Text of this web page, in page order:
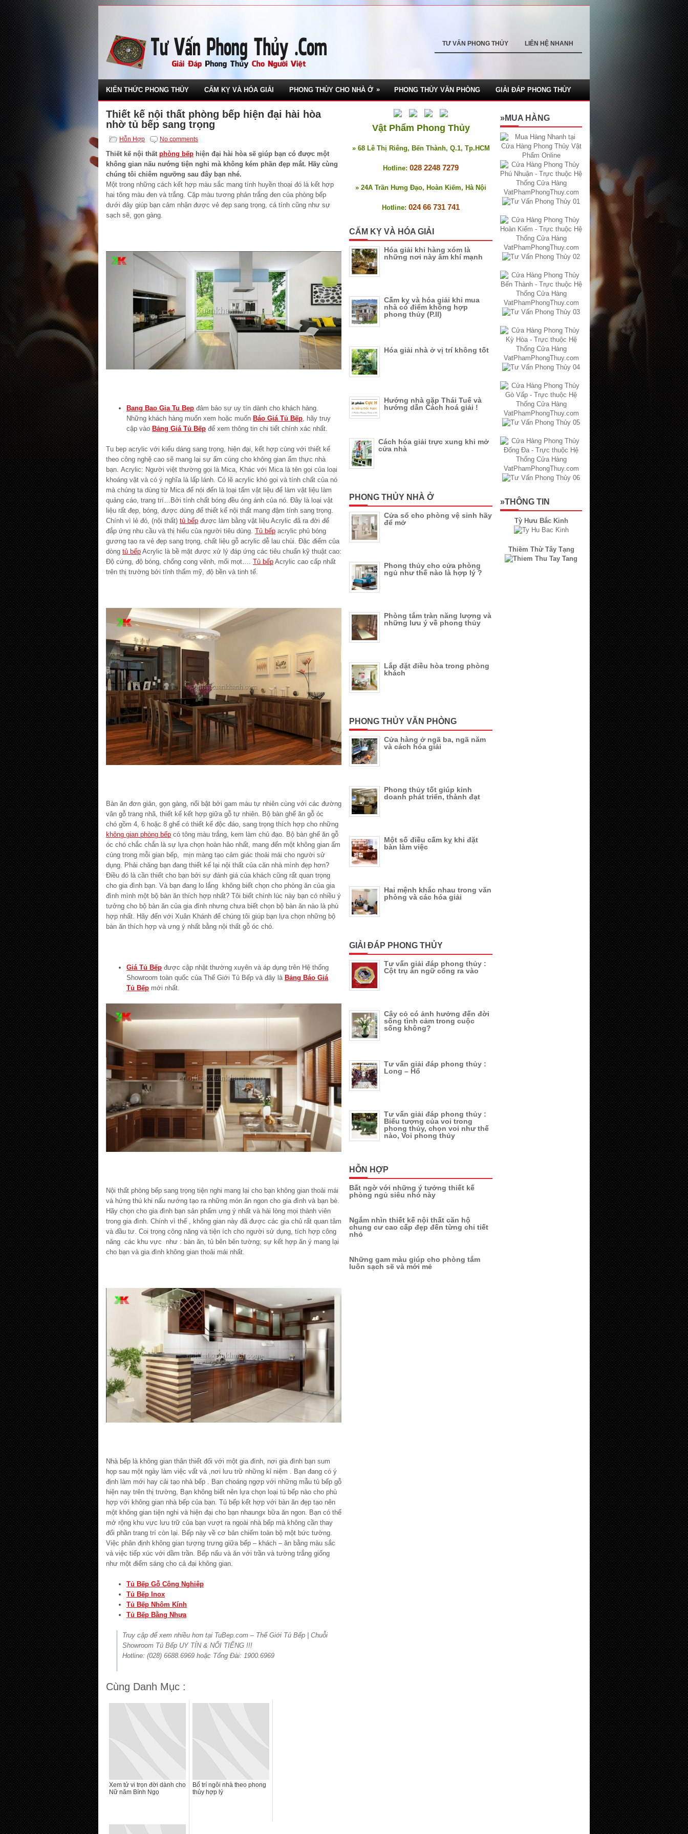
TƯ VẤN PHONG THỦY LIÊN HỆ NHANH
KIẾN THỨC PHONG THỦY CẤM KỴ VÀ HÓA GIẢI PHONG THỦY CHO NHÀ Ở » PHONG THỦY VĂN PHÒNG GIẢI ĐÁP PHONG THỦY
Thiết kế nội thất phòng bếp hiện đại hài hòa
nhờ tủ bếp sang trọng
Hỗn Hợp No comments
Thiết kế nội thất phòng bếp hiện đại hài hòa sẽ giúp bạn có được một
không gian nấu nướng tiện nghi mà không kém phần đẹp mắt. Hãy cùng
chúng tôi chiêm ngưỡng sau đây bạn nhé.
Một trong những cách kết hợp màu sắc mang tính huyền thoại đó là kết hợp
hai tông màu đen và trắng. Cặp màu tương phản trắng đen của phòng bếp
dưới đây giúp bạn cảm nhận được vẻ đẹp sang trọng, cá tính cũng như sự
sạch sẽ, gọn gàng.
Bang Bao Gia Tu Bep đảm bảo sự uy tín dành cho khách hàng.
Những khách hàng muốn xem hoặc muốn Báo Giá Tủ Bếp , hãy truy
cập vào Bảng Giá Tủ Bếp để xem thông tin chi tiết chính xác nhất.
Tu bep acrylic với kiểu dáng sang trọng, hiện đại, kết hợp cùng với thiết kế
theo công nghệ cao sẽ mang lại sự ấm cúng cho không gian ẩm thực nhà
bạn. Acrylic: Người việt thường gọi là Mica, Khác với Mica là tên gọi của loại
khoáng vật và có ý nghĩa là lấp lánh. Có lẽ acrylic khó gọi và tính chất của nó
mà chúng ta dùng từ Mica để nói đến là loại tấm vật liệu để làm vật liệu làm
quảng cáo, trang trí…Bởi tính chất bóng đều óng ánh của nó. Đây là loại vật
liệu rất đẹp, bóng, được dùng để thiết kế nội thất mang đậm tính sang trọng.
Chính vì lẻ đó, (nội thất) tủ bếp được làm bằng vật liệu Acrylic đã ra đời để
đắp ứng nhu cầu và thị hiếu của người tiêu dùng. Tủ bếp acrylic phủ bóng
gương tạo ra vẻ đẹp sang trọng, chất liệu gỗ acrylic dễ lau chùi. Đặc điểm của
dòng tủ bếp Acrylic là bề mặt được xử lý đáp ứng các tiêu chuẩn kỹ thuật cao:
Độ cứng, độ bóng, chống cong vênh, mối mọt…. Tủ bếp Acrylic cao cấp nhất
trên thị trường bởi tính thẩm mỹ, độ bền và tinh tế.
Bàn ăn đơn giản, gọn gàng, nổi bật bởi gam màu tự nhiên cùng với các đường
vân gỗ trang nhã, thiết kế kết hợp giữa gỗ tự nhiên. Bộ bàn ghế ăn gỗ óc
chó gồm 4, 6 hoặc 8 ghế có thiết kế độc đáo, sang trọng thích hợp cho những
không gian phòng bếp có tông màu trắng, kem làm chủ đạo. Bộ bàn ghế ăn gỗ
óc chó chắc chắn là sự lựa chọn hoàn hảo nhất, mang đến một không gian ấm
cúng trong mỗi gian bếp, mịn màng tạo cảm giác thoải mái cho người sử
dụng. Phải chăng bạn đang thiết kế lại nội thất của căn nhà mình đẹp hơn?
Điều đó là cần thiết cho bạn bởi sự đánh giá của khách cũng rất quan trọng
cho gia đình bạn. Và bạn đang lo lắng không biết chọn cho phòng ăn của gia
đình mình một bộ bàn ăn thích hợp nhất? Tôi biết chính lúc này bạn có nhiều ý
tưởng cho bộ bàn ăn của gia đình nhưng chưa biết chọn bộ bàn ăn nào là phù
hợp nhất. Hãy đến với Xuân Khánh để chúng tôi giúp bạn lựa chọn những bộ
bàn ăn thích hợp và ưng ý nhất bằng nội thất gỗ óc chó.
Giá Tủ Bếp được cập nhật thường xuyên và áp dụng trên Hệ thống
Showroom toàn quốc của Thế Giới Tủ Bếp và đây là Bảng Báo Giá
Tủ Bếp mới nhất.
Nội thất phòng bếp sang trọng tiện nghi mang lại cho bạn không gian thoải mái
và hứng thú khi nấu nướng tạo ra những món ăn ngon cho gia đình và bạn bè.
Hãy chọn cho gia đình bạn sản phẩm ưng ý nhất và hài lòng mọi thành viên
trong gia đình. Chính vì thế , không gian này đã được các gia chủ rất quan tâm
và đầu tư. Coi trọng công năng và tiện ích cho người sử dụng, tích hợp công
năng các khu vực như : bàn ăn, tủ bên bên tường; sự kết hợp ăn ý mang lại
cho bạn và gia đình không gian thoải mái nhất.
Nhà bếp là không gian thân thiết đối với một gia đình, nơi gia đình bạn sum
họp sau một ngày làm việc vất vả ,nơi lưu trữ những kỉ niệm . Bạn đang có ý
định làm mới hay cải tạo nhà bếp . Bạn choáng ngợp với những mẫu tủ bếp gỗ
hiện nay trên thị trường, Bạn không biết nên lựa chọn loại tủ bếp nào cho phù
hợp với không gian nhà bếp của bạn. Tủ bếp kết hợp với bàn ăn đẹp tạo nên
một không gian tiện nghi và hiện đại cho bạn nhaungx bữa ăn ngon. Bạn có thể
mở rộng khu vực lưu trữ của bạn vượt ra ngoài nhà bếp mà không cần thay
đổi phần trang trí còn lại. Bếp này về cơ bản chiếm toàn bộ một bức tường.
Việc phân định không gian tượng trưng giữa bếp – khách – ăn bằng màu sắc
và việc tiếp xúc với dầm trần. Bếp nấu và ăn với trần và tường trắng giống
như một điểm sáng cho cả đại không gian.
Tủ Bếp Gỗ Công Nghiệp
Tủ Bếp Inox
Tủ Bếp Nhôm Kính
Tủ Bếp Bằng Nhựa
Truy cập để xem nhiều hơn tại TuBep.com – Thế Giới Tủ Bếp | Chuỗi
Showroom Tủ Bếp UY TÍN & NỔI TIẾNG !!!
Hotline: (028) 6688.6969 hoặc Tổng Đài: 1900.6969
Cùng Danh Mục :
Xem tử vi trọn đời dành cho
Nữ năm Bính Ngọ
Bố trí ngôi nhà theo phong
thủy hợp lý
Vật Phẩm Phong Thủy
» 68 Lê Thị Riêng, Bến Thành, Q.1, Tp.HCM
Hotline: 028 2248 7279
» 24A Trần Hưng Đạo, Hoàn Kiếm, Hà Nội
Hotline: 024 66 731 741
CẤM KỴ VÀ HÓA GIẢI
Hóa giải khi hàng xóm là
những nơi này âm khí mạnh
Cấm kỵ và hóa giải khi mua
nhà có điểm không hợp
phong thủy (P.II)
Hóa giải nhà ở vị trí không tốt
Hướng nhà gặp Thái Tuế và
hướng dẫn Cách hoá giải !
Cách hóa giải trực xung khi mở
cửa nhà
PHONG THỦY NHÀ Ở
Cửa sổ cho phòng vệ sinh hãy
để mở
Phong thủy cho cửa phòng
ngủ như thế nào là hợp lý ?
Phòng tắm tràn năng lượng và
những lưu ý về phong thủy
Lắp đặt điều hòa trong phòng
khách
PHONG THỦY VĂN PHÒNG
Cửa hàng ở ngã ba, ngã năm
và cách hóa giải
Phong thủy tốt giúp kinh
doanh phát triển, thành đạt
Một số điều cấm kỵ khi đặt
bàn làm việc
Hai mệnh khắc nhau trong văn
phòng và các hóa giải
GIẢI ĐÁP PHONG THỦY
Tư vấn giải đáp phong thủy :
Cột trụ án ngữ cổng ra vào
Cây cỏ có ảnh hưởng đến đời
sống tình cảm trong cuộc
sống không?
Tư vấn giải đáp phong thủy :
Long – Hổ
Tư vấn giải đáp phong thủy :
Biểu tượng của voi trong
phong thủy, chọn voi như thế
nào, Voi phong thủy
HỖN HỢP
Bất ngờ với những ý tưởng thiết kế
phòng ngủ siêu nhỏ này
Ngắm nhìn thiết kế nội thất căn hộ
chung cư cao cấp đẹp đến từng chi tiết
nhỏ
Những gam màu giúp cho phòng tắm
luôn sạch sẽ và mới mẻ
»MUA HÀNG
»THÔNG TIN
Tỳ Hưu Bắc Kinh
Thiềm Thừ Tây Tạng